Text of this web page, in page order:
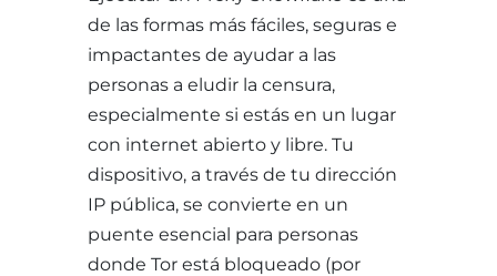
de las formas más fáciles, seguras e
impactantes de ayudar a las
personas a eludir la censura,
especialmente si estás en un lugar
con internet abierto y libre. Tu
dispositivo, a través de tu dirección
IP pública, se convierte en un
puente esencial para personas
donde Tor está bloqueado (por